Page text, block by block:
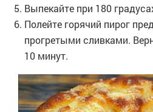
Выпекайте при 180
Полейте горячий пирог
прогретыми сливками.
10 минут.